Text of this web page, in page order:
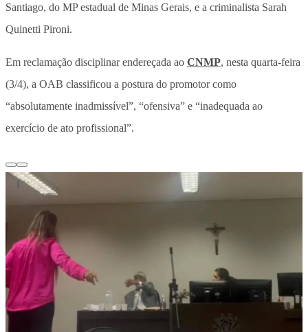
Santiago, do MP estadual de Minas Gerais, e a criminalista Sarah
Quinetti Pironi.
Em reclamação disciplinar endereçada ao CNMP, nesta quarta-feira
(3/4), a OAB classificou a postura do promotor como
“absolutamente inadmissível”, “ofensiva” e “inadequada ao
exercício de ato profissional”.